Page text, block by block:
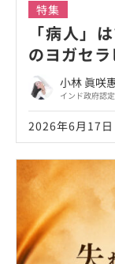
特集
「病人」
のヨガセ
小林 眞咲
インド政府認
2026年6月17日